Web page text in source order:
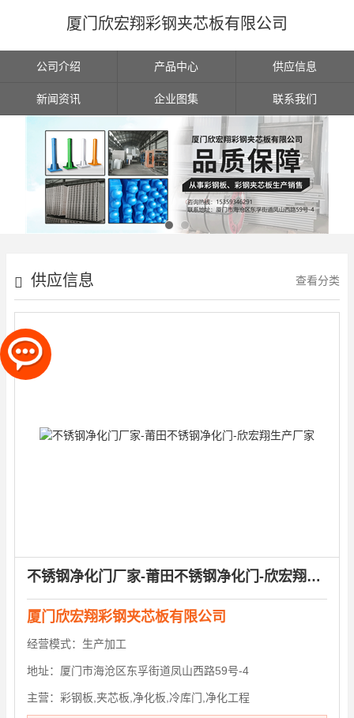
厦门欣宏翔彩钢夹芯板有限公司
公司介绍 产品中心 供应信息
新闻资讯 企业图集 联系我们
供应信息 查看分类
不锈钢净化门厂家-莆田不锈钢净化门-欣宏翔生产厂家
厦门欣宏翔彩钢夹芯板有限公司
经营模式： 生产加工
地址： 厦门市海沧区东孚街道凤山西路59号-4
主营： 彩钢板,夹芯板,净化板,冷库门,净化工程